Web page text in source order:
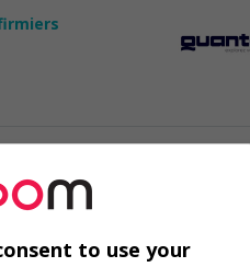
to use your